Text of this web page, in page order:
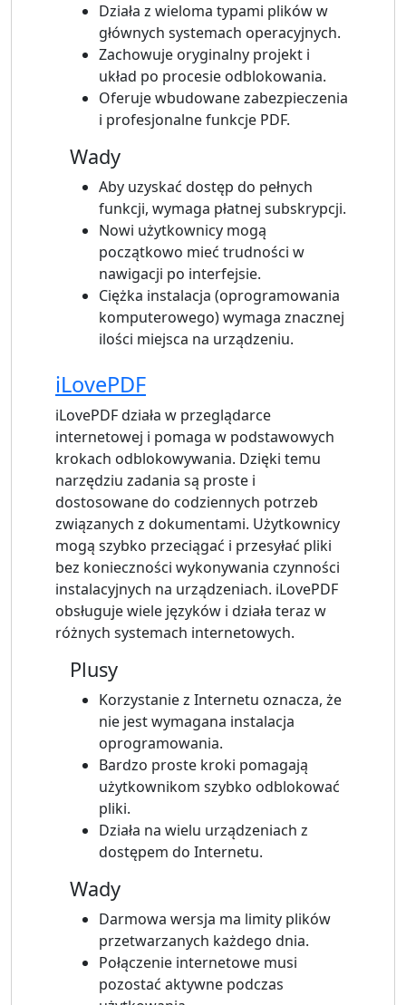
Działa z wieloma typami plików w
głównych systemach operacyjnych.
Zachowuje oryginalny projekt i
układ po procesie odblokowania.
Oferuje wbudowane zabezpieczenia
i profesjonalne funkcje PDF.
Wady
Aby uzyskać dostęp do pełnych
funkcji, wymaga płatnej subskrypcji.
Nowi użytkownicy mogą
początkowo mieć trudności w
nawigacji po interfejsie.
Ciężka instalacja (oprogramowania
komputerowego) wymaga znacznej
ilości miejsca na urządzeniu.
iLovePDF
iLovePDF działa w przeglądarce
internetowej i pomaga w podstawowych
krokach odblokowywania. Dzięki temu
narzędziu zadania są proste i
dostosowane do codziennych potrzeb
związanych z dokumentami. Użytkownicy
mogą szybko przeciągać i przesyłać pliki
bez konieczności wykonywania czynności
instalacyjnych na urządzeniach. iLovePDF
obsługuje wiele języków i działa teraz w
różnych systemach internetowych.
Plusy
Korzystanie z Internetu oznacza, że ​​
nie jest wymagana instalacja
oprogramowania.
Bardzo proste kroki pomagają
użytkownikom szybko odblokować
pliki.
Działa na wielu urządzeniach z
dostępem do Internetu.
Wady
Darmowa wersja ma limity plików
przetwarzanych każdego dnia.
Połączenie internetowe musi
pozostać aktywne podczas